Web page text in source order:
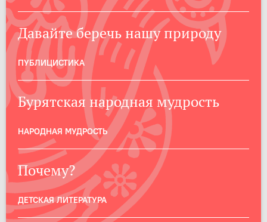
Давайте беречь нашу природу
ПУБЛИЦИСТИКА
Бурятская народная мудрость
НАРОДНАЯ МУДРОСТЬ
Почему?
ДЕТСКАЯ ЛИТЕРАТУРА